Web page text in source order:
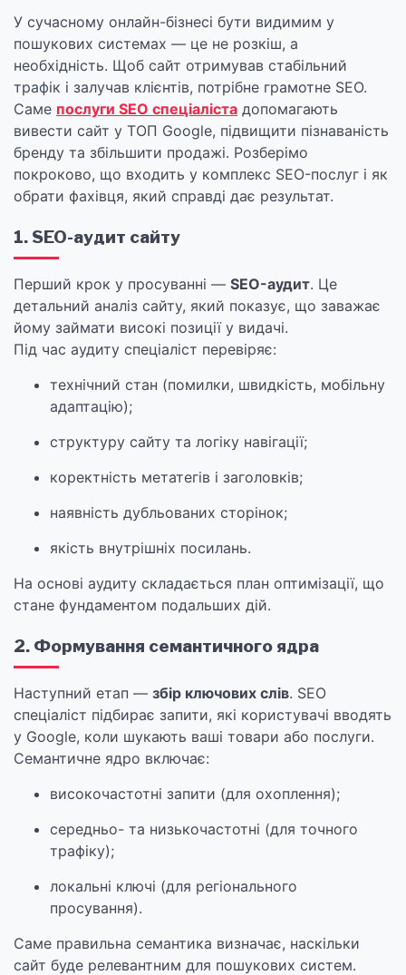
У сучасному онлайн-бізнесі бути видимим у
пошукових системах — це не розкіш, а
необхідність. Щоб сайт отримував стабільний
трафік і залучав клієнтів, потрібне грамотне SEO.
Саме послуги SEO спеціаліста допомагають
вивести сайт у ТОП Google, підвищити пізнаваність
бренду та збільшити продажі. Розберімо
покроково, що входить у комплекс SEO-послуг і як
обрати фахівця, який справді дає результат.
1. SEO-аудит сайту
Перший крок у просуванні — SEO-аудит. Це
детальний аналіз сайту, який показує, що заважає
йому займати високі позиції у видачі.
Під час аудиту спеціаліст перевіряє:
технічний стан (помилки, швидкість, мобільну
адаптацію);
структуру сайту та логіку навігації;
коректність метатегів і заголовків;
наявність дубльованих сторінок;
якість внутрішніх посилань.
На основі аудиту складається план оптимізації, що
стане фундаментом подальших дій.
2. Формування семантичного ядра
Наступний етап — збір ключових слів. SEO
спеціаліст підбирає запити, які користувачі вводять
у Google, коли шукають ваші товари або послуги.
Семантичне ядро включає:
високочастотні запити (для охоплення);
середньо- та низькочастотні (для точного
трафіку);
локальні ключі (для регіонального
просування).
Саме правильна семантика визначає, наскільки
сайт буде релевантним для пошукових систем.